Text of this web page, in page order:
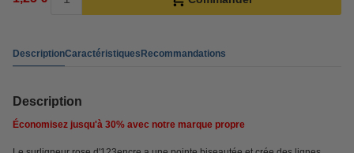
DescriptionCaractéristiquesRecommandations
Description
Économisez jusqu'à 30% avec notre marque propre